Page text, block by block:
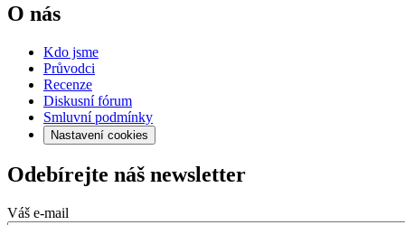
O nás
Kdo jsme
Průvodci
Recenze
Diskusní fórum
Smluvní podmínky
Nastavení cookies
Odebírejte náš newsletter
Váš e-mail